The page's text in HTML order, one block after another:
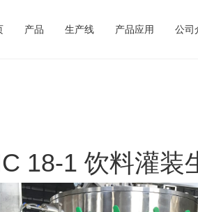
产品 生产线 产品应用 公司
18-1 饮料灌装